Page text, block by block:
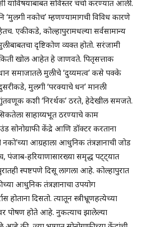
याविषयाबाबत सविस्तर चर्चा करण्यात आली.
‘मुलगी नकोच’ म्हणण्यामागची विविध कारणे
एकीकडे, कोल्हापुरामधल्या सर्वसामान्य
दृष्टिकोण व्यक्त होतो. सरंजामी
खोल आहेत हे जाणवते. पितृसत्ताक
समाजातले मुलीचे ‘दुय्यमत्व’ कसे पक्के
मुलगी ‘परक्याचे धन’ मानली
कशी ‘निरर्थक’ ठरते, हेदेखील समजते.
साहाय्यभूत ठरण्याचे काम
सोनोग्राफी केंद्रे आणि डॉक्टर करताना
आग्रहाला आधुनिक तंत्रज्ञानाची जोड
पंजाब-हरियाणासारख्या समृद्ध पट्ट्यात
स्पष्टपणे दिसू लागला आहे. कोल्हापुरात
आधुनिक तंत्रज्ञानाचा उपयोग
होताना दिसतो. त्यातून स्त्रीभ्रूणहत्येच्या
पोषण होते आहे. नुकत्याच झालेल्या